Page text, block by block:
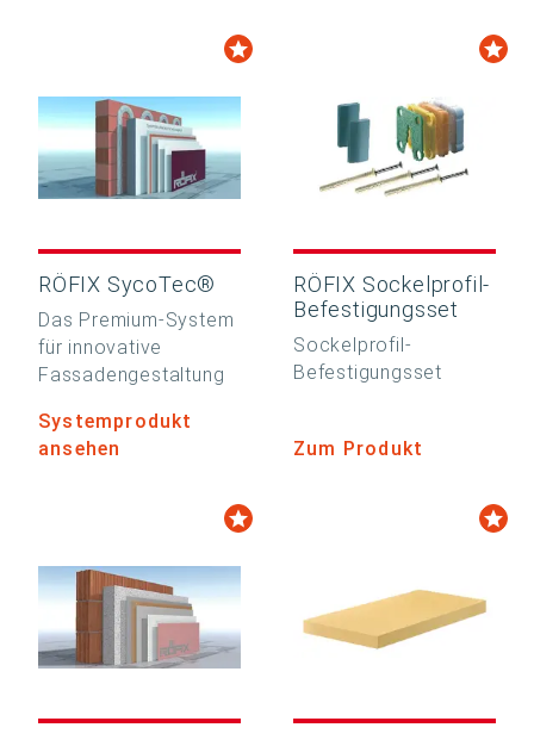
RÖFIX SycoTec®
Das Premium-System
für innovative
Fassadengestaltung
Systemprodukt
ansehen
RÖFIX Sockelprofil-
Befestigungsset
Sockelprofil-
Befestigungsset
Zum Produkt